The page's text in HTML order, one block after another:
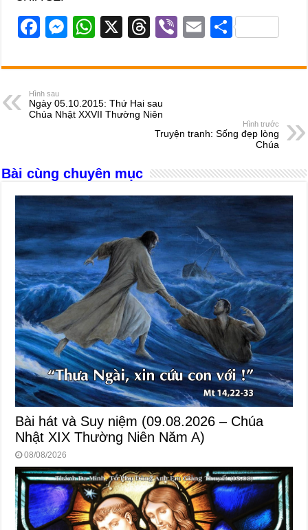
F
c
e
b
k
M
ss
n
W
at
A
X
T
e
d
s
Vi
er
E
ail
S
ar
Hình sau
Ngày 05.10.2015: Thứ Hai sau
Chúa Nhật XXVII Thường Niên
Hình trước
Truyện tranh: Sống đẹp lòng
Chúa
Bài cùng chuyên mục
Bài hát và Suy niệm (09.08.2026 – Chúa
Nhật XIX Thường Niên Năm A)
08/08/2026